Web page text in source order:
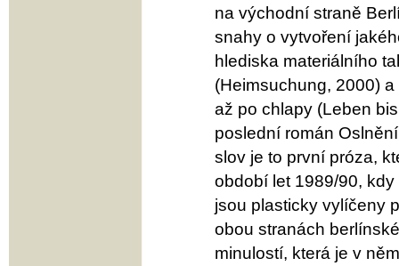
na východní straně
snahy o vytvoření
hlediska materiálního
(Heimsuchung, 2000)
až po chlapy (Leben
poslední román
slov je to první próza,
období let 1989/90,
jsou plasticky vylíčeny
obou stranách
minulostí, která je v